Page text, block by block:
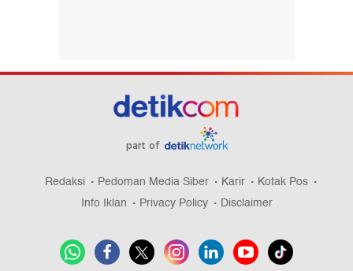
part of
Redaksi Pedoman Media Siber Karir
Kotak Pos
Info Iklan
Privacy Policy Disclaimer